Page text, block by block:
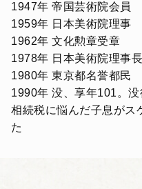
1947年 帝国芸術院会員
1959年 日本美術院理事
1962年 文化勲章受章
1978年 日本美術院理事
1980年 東京都名誉都民
1990年 没、享年101。
相続税に悩んだ子息がス
た